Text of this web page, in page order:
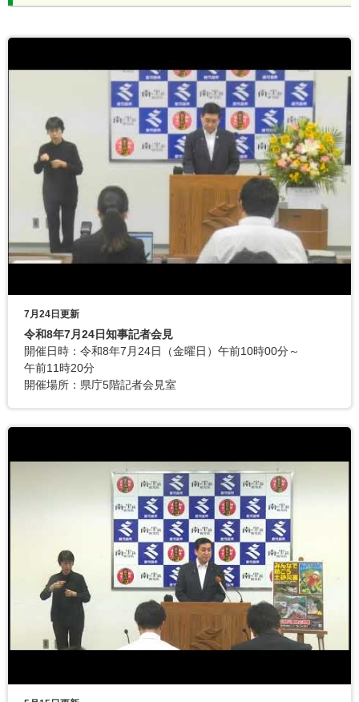
7月24日更新
令和8年7月24日知事記者会見
開催日時：令和8年7月24日（金曜日）午前10時00分～
午前11時20分
開催場所：県庁5階記者会見室